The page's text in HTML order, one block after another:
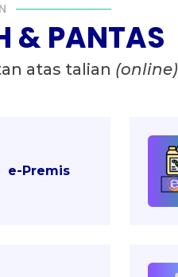
& PANTAS
atas talian (online)
e-Premis